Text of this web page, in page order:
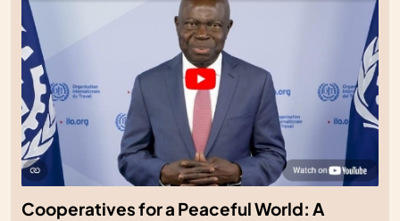
Cooperatives for a Peaceful World: A